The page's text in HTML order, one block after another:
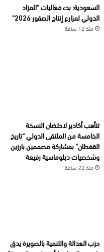
السعودية: بدء فعاليات “المزاد
الدولي لمزارع إنتاج الصقور 2026”
منذ 12 ساعة
تتأهب أكادير لاحتضان النسخة
الخامسة من الملتقى الدولي “تاريخ
القفطان” بمشاركة مصممين بارزين
وشخصيات دبلوماسية رفيعة
منذ 22 ساعة
حزب العدالة والتنمية بالصويرة يدق